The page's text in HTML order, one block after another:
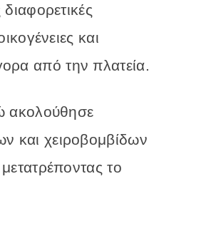
και
από την πλατεία.
ακολούθησε
και χειροβομβίδων
το